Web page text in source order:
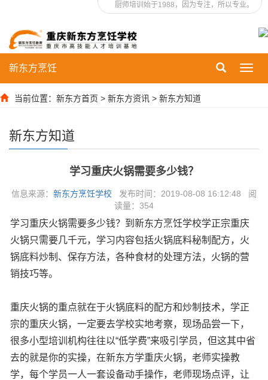
厨师培训始于1988，因为专注，所以专业。
新东方烹饪
当前位置： 新东方首页 > 新东方资讯 > 新东方知道
新东方知道
学习重庆火锅需要多少钱？
信息来源： 新东方烹饪学校 发布时间：2019-08-08 16:12:48 阅
读量： 354
学习重庆火锅需要多少钱？到新东方烹饪学校学正宗重庆
火锅只需要几千元，学习内容包括火锅底料秘制配方，火
锅底料炒制、保存方法，各种食材的处理方法，火锅的营
销技巧等。
重庆火锅的重点就在于火锅底料的配方和炒制技术，学正
宗的重庆火锅，一定要去学校实地考察，现场品尝一下，
很多小型培训机构往往以“低学费”来吸引学员，但这其中省
去的就是你的实操，在新东方学重庆火锅，老师实操教
学，每个学员一人一套设备动手操作，老师现场点评，让